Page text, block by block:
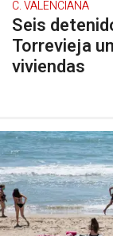
C. VALENCIANA
Seis
Torrevieja
viviendas